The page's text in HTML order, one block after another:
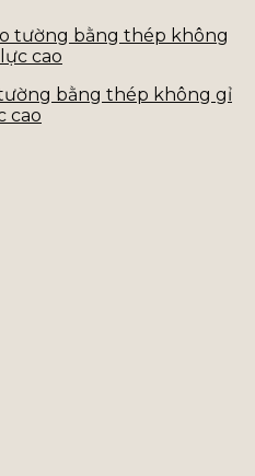
bằng thép không gỉ
cao